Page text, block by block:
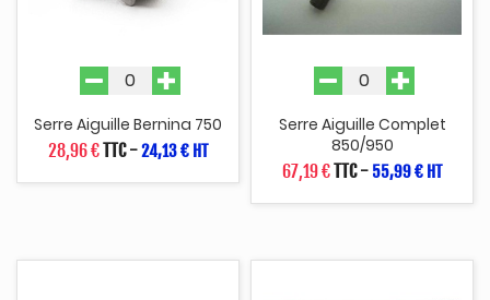
Serre Aiguille Bernina 750
28,96 €TTC-24,13 € HT
Serre Aiguille Complet
850/950
67,19 €TTC- 55,99 € HT